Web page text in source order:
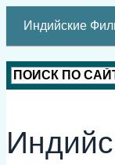
Индийские